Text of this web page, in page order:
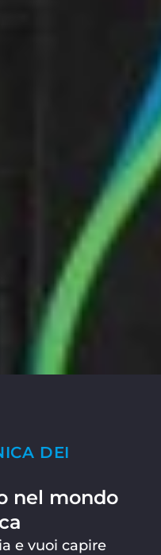
DEI
nel mondo
e vuoi capire